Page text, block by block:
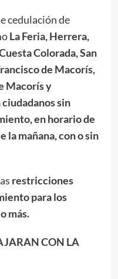
cedulación de
La Feria, Herrera,
Colorada, San
de Macorís,
Macorís y
sin
en horario de
la mañana, con o sin
restricciones
para los
más.
CON LA